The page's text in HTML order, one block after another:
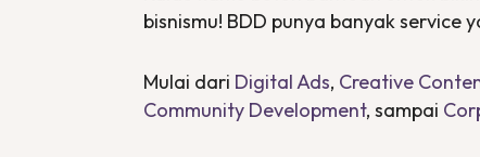
bisnismu! BDD punya banyakservice
Mulai dari Digital Ads, Creative
Community Development, sampai